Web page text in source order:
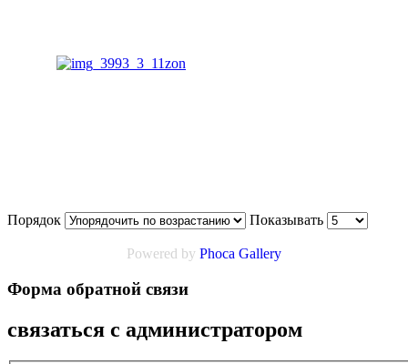
Порядок Показывать
Powered by Phoca Gallery
Форма обратной связи
связаться с администратором